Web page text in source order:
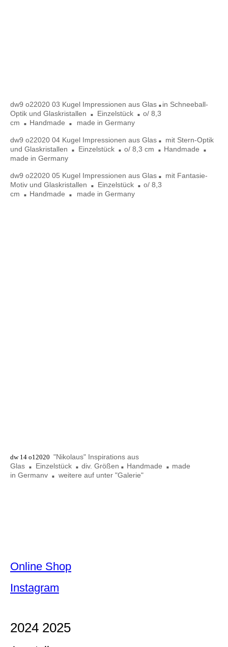
dw9 o22020 03 Kugel Impressionen aus Glas ■ in Schneeball-
Optik und Glaskristallen
■ Einzelstück ■
o/ 8,3
cm
■ Handmade ■ made in Germany
dw9 o22020 04 Kugel Impressionen aus Glas ■
mit Stern-Optik
und Glaskristallen
■ Einzelstück ■ o/ 8,3 cm ■ Handmade ■
made in Germany
dw9 o22020 05 Kugel Impressionen aus Glas ■
mit Fantasie-
Motiv und Glaskristallen
■ Einzelstück ■
o/ 8,3
cm
■ Handmade ■ made in Germany
dw 14 o12020 "Nikolaus" Inspirations aus
Glas
■ Einzelstück ■ div. Größen ■ Handmade ■
made
in Germanv ■ weitere auf unter "Galerie"
Online Shop
Instagram
2024 2025